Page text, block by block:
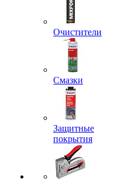
Очистители
Смазки
Защитные
покрытия